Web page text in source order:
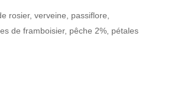
rosier, verveine, passiflore,
de framboisier, pêche 2%, pétales